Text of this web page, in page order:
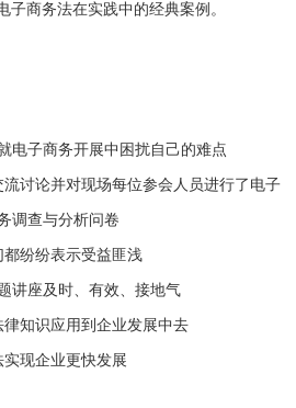
商务法在实践中的经典案例。
电子商务开展中困扰自己的难点
讨论并对现场每位参会人员进行了电子
调查与分析问卷
都纷纷表示受益匪浅
讲座及时、有效、接地气
知识应用到企业发展中去
实现企业更快发展